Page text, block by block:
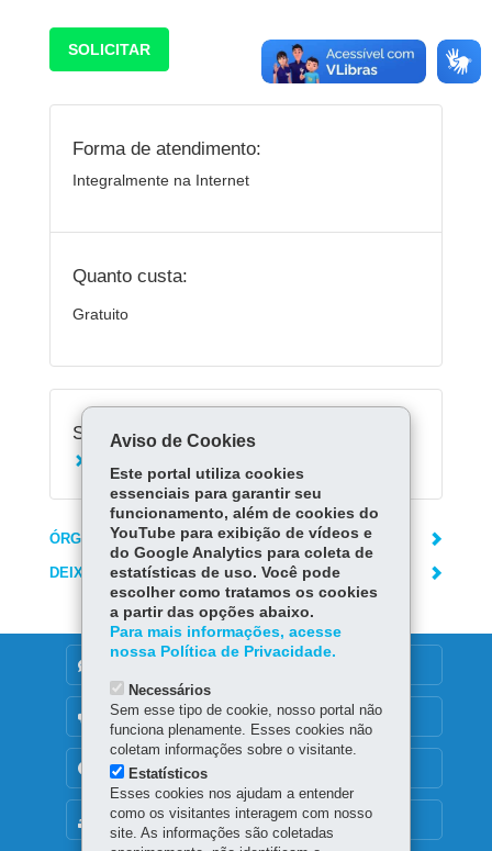
SOLICITAR
Forma de atendimento:
Integralmente na Internet
Quanto custa:
Gratuito
Serviços Relacionados:
Consultar boletim escolar
ÓRGÃO RESPONSÁVEL
DEIXE SUA OPINIÃO
MAPA DO SITE
OUVIDORIA
TRANSPARÊNCIA INSTITUCIONAL
Aviso de Cookies
Este portal utiliza cookies
essenciais para garantir seu
funcionamento, além de cookies do
YouTube para exibição de vídeos e
do Google Analytics para coleta de
estatísticas de uso. Você pode
escolher como tratamos os cookies
a partir das opções abaixo.
Para mais informações, acesse
nossa Política de Privacidade.
Necessários
Sem esse tipo de cookie, nosso portal não
funciona plenamente. Esses cookies não
coletam informações sobre o visitante.
Estatísticos
Esses cookies nos ajudam a entender
como os visitantes interagem com nosso
site. As informações são coletadas